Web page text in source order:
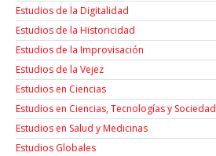
Estudios de la Digitalidad
Estudios de la Historicidad
Estudios de la Improvisación
Estudios de la Vejez
Estudios en Ciencias
Estudios en Ciencias, Tecnologías y Sociedad
Estudios en Salud y Medicinas
Estudios Globales